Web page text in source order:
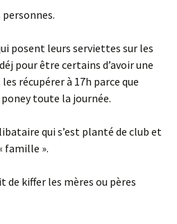
posent leurs serviettes sur les
pour être certains d’avoir une
récupérer à 17h parce que
toute la journée.
qui s’est planté de club et
famille ».
de kiffer les mères ou pères